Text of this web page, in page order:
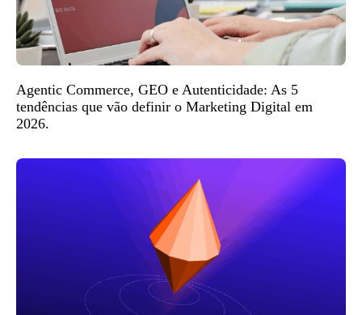
Agentic Commerce, GEO e Autenticidade: As 5
tendências que vão definir o Marketing Digital em
2026.